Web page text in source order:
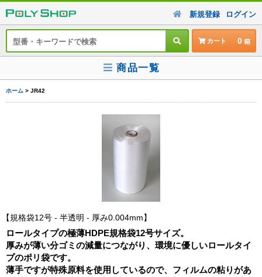
新規登録 ログイン
カート 0
商品一覧
ホーム > JR42
規格袋12号 - 半透明 - 厚み0.004mm
ロールタイプの極薄HDPE規格袋12号サイズ。
厚みが薄い分ゴミの減量につながり、環境に優しいロールタイ
プのポリ袋です。
薄手ですが特殊原料を使用しているので、フィルムの粘りがあ